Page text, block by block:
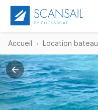
Accueil Location bateau